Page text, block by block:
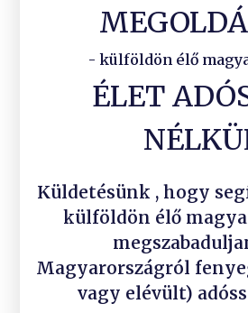
- külföldön élő
ÉLET
Küldetésünk , hogy
külföldön élő
Magyarországról
vagy elévült)